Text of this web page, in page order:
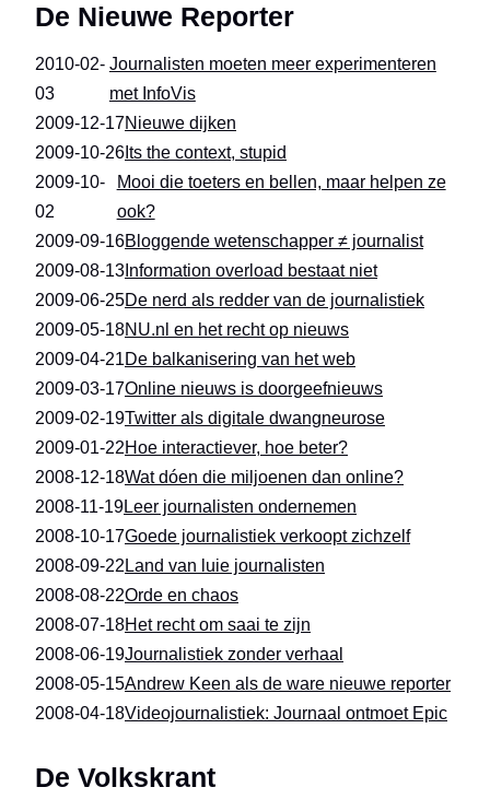
De Nieuwe Reporter
2010-02-
03
Journalisten moeten meer experimenteren
met InfoVis
2009-12-17Nieuwe dijken
2009-10-26 Its the context, stupid
2009-10-
02
Mooi die toeters en bellen, maar helpen ze
ook?
2009-09-16Bloggende wetenschapper ≠ journalist
2009-08-13 Information overload bestaat niet
2009-06-25De nerd als redder van de journalistiek
2009-05-18NU.nl en het recht op nieuws
2009-04-21De balkanisering van het web
2009-03-17Online nieuws is doorgeefnieuws
2009-02-19Twitter als digitale dwangneurose
2009-01-22Hoe interactiever, hoe beter?
2008-12-18Wat dóen die miljoenen dan online?
2008-11-19Leer journalisten ondernemen
2008-10-17Goede journalistiek verkoopt zichzelf
2008-09-22 Land van luie journalisten
2008-08-22Orde en chaos
2008-07-18Het recht om saai te zijn
2008-06-19Journalistiek zonder verhaal
2008-05-15Andrew Keen als de ware nieuwe reporter
2008-04-18Videojournalistiek: Journaal ontmoet Epic
De Volkskrant